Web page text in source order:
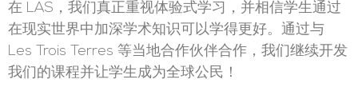
在 LAS，我们真正重视体验式学习，并相信学生通过
在现实世界中加深学术知识可以学得更好。通过与
Les Trois Terres 等当地合作伙伴合作，我们继续开发
我们的课程并让学生成为全球公民！